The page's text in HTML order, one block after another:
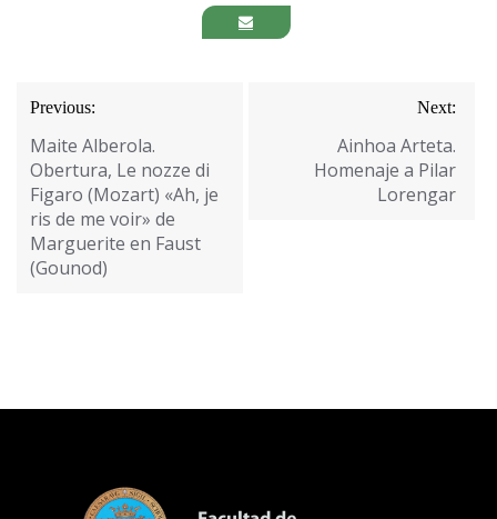
Navegación
de
entradas
Previous:
Maite Alberola.
Obertura, Le nozze di
Figaro (Mozart) «Ah, je
ris de me voir» de
Marguerite en Faust
(Gounod)
Next:
Ainhoa Arteta.
Homenaje a Pilar
Lorengar